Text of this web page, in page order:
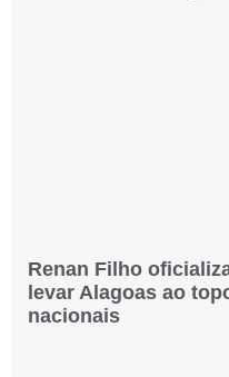
Renan Filho
levar Alagoas ao
nacionais